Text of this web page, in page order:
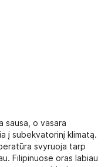
sausa, o vasara
į subekvatorinį klimatą.
svyruoja tarp
Filipinuose oras labiau